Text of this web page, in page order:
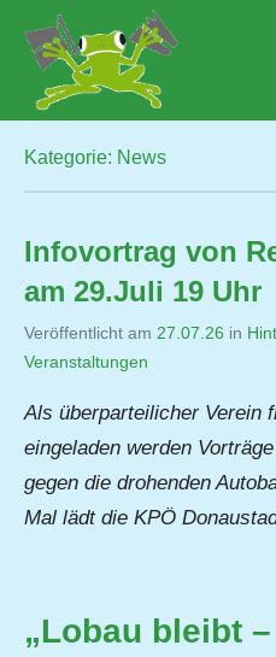
Inhalt
springenLobau.org
BürgerInitiative
"Rettet
die
Lobau
Beton"
Kategorie: News
Infovortrag von
am 29.Juli 19 Uhr
Veröffentlicht am 27.07.26 von
in
Veranstaltungen
Als überparteilicher Verein
eingeladen werden
gegen die drohenden
Mal lädt die KPÖ
„Lobau bleibt